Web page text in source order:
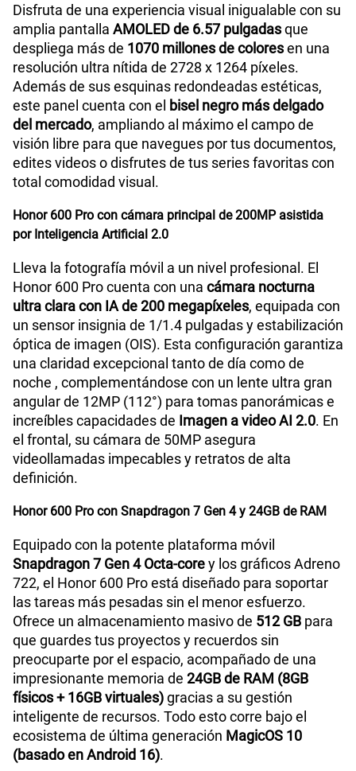
Disfruta de una experiencia visual inigualable con su
amplia pantalla AMOLED de 6.57 pulgadasque
despliega más de 1070 millones de coloresen una
resolución ultra nítida de 2728 x 1264 píxeles.
Además de sus esquinas redondeadas estéticas,
este panel cuenta con el bisel negro más delgado
del mercado, ampliando al máximo el campo de
visión libre para que navegues por tus documentos,
edites videos o disfrutes de tus series favoritas con
total comodidad visual.
Honor 600 Pro con cámara principal de 200MP asistida
por Inteligencia Artificial 2.0
Lleva la fotografía móvil a un nivel profesional. El
Honor 600 Pro cuenta con una cámara nocturna
ultra clara con IA de 200 megapíxeles, equipada con
un sensor insignia de 1/1.4 pulgadas y estabilización
óptica de imagen (OIS). Esta configuración garantiza
una claridad excepcional tanto de día como de
noche , complementándose con un lente ultra gran
angular de 12MP (112°) para tomas panorámicas e
increíbles capacidades de Imagen a video AI 2.0. En
el frontal, su cámara de 50MP asegura
videollamadas impecables y retratos de alta
definición.
Honor 600 Pro con Snapdragon 7 Gen 4 y 24GB de RAM
Equipado con la potente plataforma móvil
Snapdragon 7 Gen 4 Octa-corey los gráficos Adreno
722, el Honor 600 Pro está diseñado para soportar
las tareas más pesadas sin el menor esfuerzo.
Ofrece un almacenamiento masivo de 512 GB para
que guardes tus proyectos y recuerdos sin
preocuparte por el espacio, acompañado de una
impresionante memoria de 24GB de RAM (8GB
físicos + 16GB virtuales)gracias a su gestión
inteligente de recursos. Todo esto corre bajo el
ecosistema de última generación MagicOS 10
(basado en Android 16).